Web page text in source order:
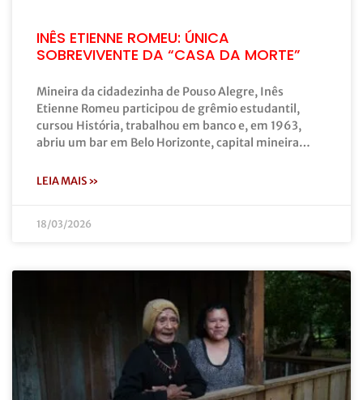
INÊS ETIENNE ROMEU: ÚNICA
SOBREVIVENTE DA “CASA DA MORTE”
Mineira da cidadezinha de Pouso Alegre, Inês
Etienne Romeu participou de grêmio estudantil,
cursou História, trabalhou em banco e, em 1963,
abriu um bar em Belo Horizonte, capital mineira…
LEIA MAIS »
18/03/2026